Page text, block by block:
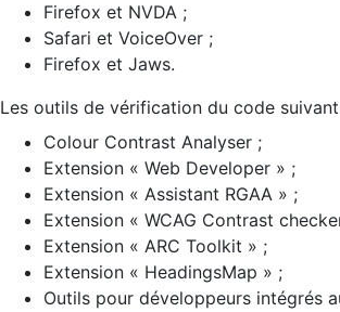
Firefox et NVDA ;
Safari et VoiceOver ;
Firefox et Jaws.
Les outils de vérification du code
Colour Contrast Analyser ;
Extension « Web Developer » ;
Extension « Assistant RGAA » ;
Extension « WCAG Contrast
Extension « ARC Toolkit » ;
Extension « HeadingsMap » ;
Outils pour développeurs intégrés